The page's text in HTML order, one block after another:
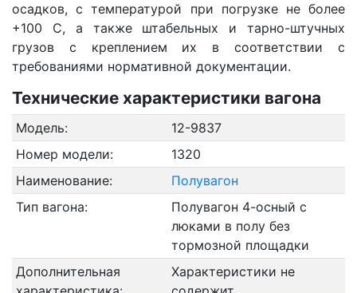
осадков, с температурой при погрузке не более
+100 С, а также штабельных и тарно-штучных
грузов с креплением их в соответствии с
требованиями нормативной документации.
Технические характеристики вагона
Модель:
12-9837
Номер модели:
1320
Наименование:
Полувагон
Тип вагона:
Полувагон 4-осный с
люками в полу без
тормозной площадки
Дополнительная
Характеристики не